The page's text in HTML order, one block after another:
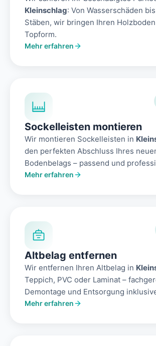
Kleinschlag: Von Wasserschäden
Stäben, wir bringen Ihren
Topform.
Mehr erfahren
Sockelleisten montieren
Wir montieren Sockelleisten in
den perfekten Abschluss Ihres
Bodenbelags – passend und
Mehr erfahren
Altbelag entfernen
Wir entfernen Ihren Altbelag in
Teppich, PVC oder Laminat –
Demontage und Entsorgung
Mehr erfahren